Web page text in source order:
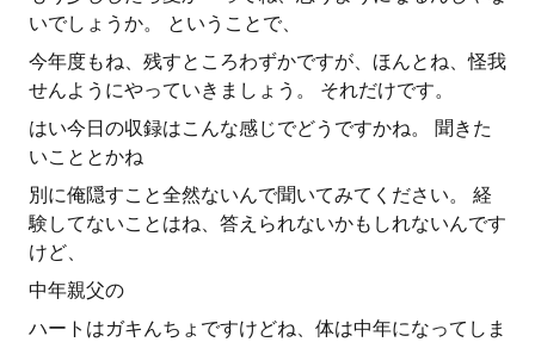
いでしょうか。 ということで、
今年度もね、残すところわずかですが、ほんとね、怪我
せんようにやっていきましょう。 それだけです。
はい今日の収録はこんな感じでどうですかね。 聞きた
いこととかね
別に俺隠すこと全然ないんで聞いてみてください。 経
験してないことはね、答えられないかもしれないんです
けど、
中年親父の
ハートはガキんちょですけどね、体は中年になってしま